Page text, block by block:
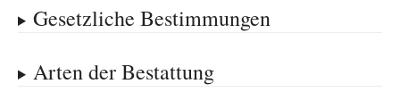
Gesetzliche Bestimmungen
Arten der Bestattung